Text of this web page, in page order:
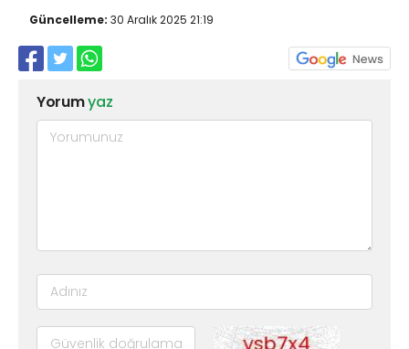
Güncelleme: 30 Aralık 2025 21:19
Yorumyaz